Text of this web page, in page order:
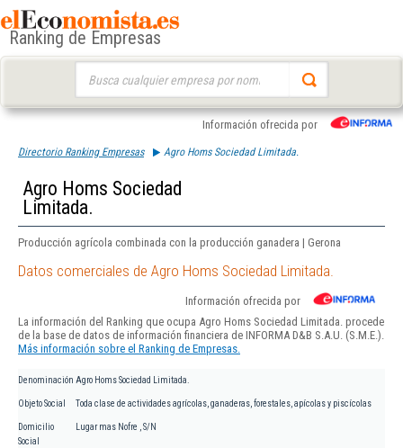
Ranking de Empresas
Información ofrecida por
Directorio Ranking Empresas Agro Homs Sociedad Limitada.
Agro Homs Sociedad
Limitada.
Producción agrícola combinada con la producción ganadera | Gerona
Datos comerciales de Agro Homs Sociedad Limitada.
Información ofrecida por
La información del Ranking que ocupa Agro Homs Sociedad Limitada. procede
de la base de datos de información financiera de INFORMA D&B S.A.U. (S.M.E.).
Más información sobre el Ranking de Empresas.
Denominación Agro Homs Sociedad Limitada.
Objeto Social Toda clase de actividades agrícolas, ganaderas, forestales, apícolas y piscícolas
Domicilio
Social
Lugar mas Nofre , S/N